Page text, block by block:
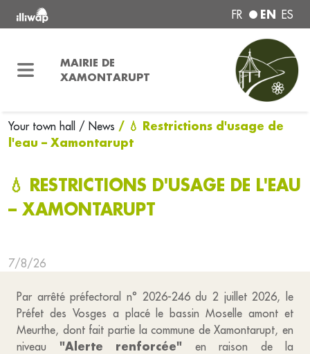
FR EN ES
MAIRIE DE
XAMONTARUPT
Your town hall / News / 💧 Restrictions d'usage de
l'eau – Xamontarupt
💧 RESTRICTIONS D'USAGE DE L'EAU
– XAMONTARUPT
7/8/26
Par arrêté préfectoral n° 2026-246 du 2 juillet 2026, le
Préfet des Vosges a placé le bassin Moselle amont et
Meurthe, dont fait partie la commune de Xamontarupt, en
niveau "Alerte renforcée" en raison de la